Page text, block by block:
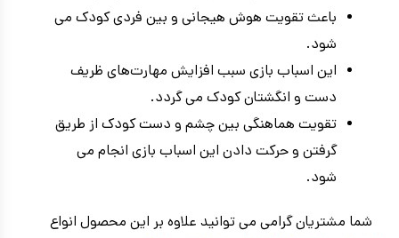
باعث تقویت هوش هیجانی و بین فردی کودک می
شود.
این اسباب بازی سبب افزایش مهارت‌های ظریف
دست و انگشتان کودک می گردد.
تقویت هماهنگی بین چشم و دست کودک از طریق
گرفتن و حرکت دادن این اسباب بازی انجام می
شود.
شما مشتریان گرامی می توانید علاوه بر این محصول انواع